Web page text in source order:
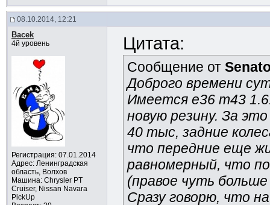
08.10.2014, 12:21
Bacek
4й уровень
Регистрация: 07.01.2014
Адрес: Ленинградская
область, Волхов
Машина: Chrysler PT
Cruiser, Nissan Navara
PickUp
Цитата:
Сообщение от
Доброго времени
Имеется е36 m43
новую резину. За
40 тыс, задние
что передние еще
равномерный, что
(правое чуть
Сразу говорю, что